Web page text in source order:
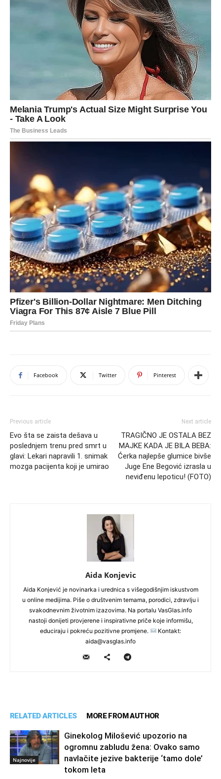
Facebook Twitter Pinterest
Previous article
Evo šta se zaista dešava u
poslednjem trenu pred smrt u
glavi: Lekari napravili 1. snimak
mozga pacijenta koji je umirao
Next article
TRAGIČNO JE OSTALA BEZ
MAJKE KADA JE BILA BEBA:
Ćerka najlepše glumice bivše
Juge Ene Begović izrasla u
neviđenu lepoticu! (FOTO)
Aida Konjevic
Aida Konjević je novinarka i urednica s višegodišnjim iskustvom
u online medijima. Piše o društvenim temama, porodici, zdravlju i
svakodnevnim životnim izazovima. Na portalu VasGlas.info
nastoji donijeti provjerene i inspirativne priče koje informišu,
educiraju i pokreću pozitivne promjene.
Kontakt:
aida@vasglas.info
RELATED ARTICLES MORE FROM AUTHOR
Najnovije
Ginekolog Milošević upozorio na
ogromnu zabludu žena: Ovako samo
navlačite jezive bakterije ‘tamo dole’
tokom leta